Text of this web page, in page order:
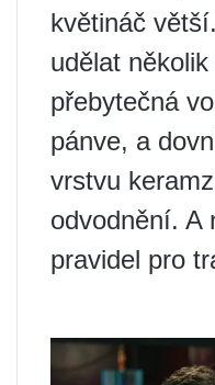
květináč
udělat
přebytečná
pánve, a
vrstvu
odvodnění. A
pravidel pro